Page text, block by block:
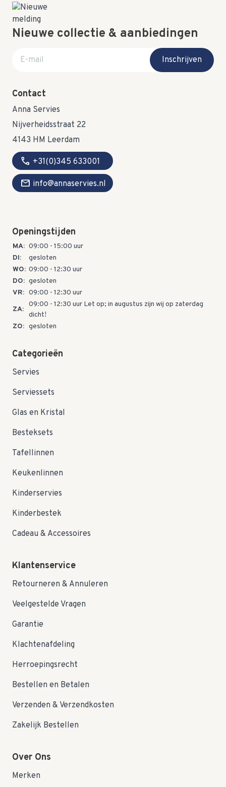
Nieuwe collectie & aanbiedingen
E-mail adres
Inschrijven
Contact
Anna Servies
Nijverheidsstraat 22
4143 HM Leerdam
call +31(0)345 633001
mail info@annaservies.nl
Openingstijden
MA: 09:00 - 15:00 uur
DI:
gesloten
WO: 09:00 - 12:30 uur
DO: gesloten
VR: 09:00 - 12:30 uur
ZA:
09:00 - 12:30 uur Let op; in augustus zijn wij op zaterdag
dicht!
ZO: gesloten
Categorieën
Servies
Serviessets
Glas en Kristal
Besteksets
Tafellinnen
Keukenlinnen
Kinderservies
Kinderbestek
Cadeau & Accessoires
Klantenservice
Retourneren & Annuleren
Veelgestelde Vragen
Garantie
Klachtenafdeling
Herroepingsrecht
Bestellen en Betalen
Verzenden & Verzendkosten
Zakelijk Bestellen
Over Ons
Merken